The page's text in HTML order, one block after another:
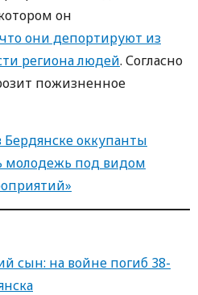
он
они депортируют из
региона людей. Согласно
пожизненное
оккупанты
молодежь под видом
сын: на войне погиб 38-